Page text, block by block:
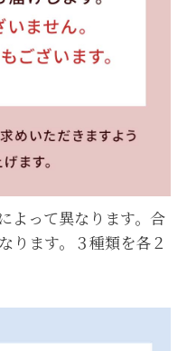
よって異なります。合
ります。３種類を各２